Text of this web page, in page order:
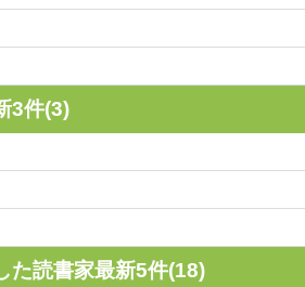
3件(3)
た読書家最新5件(18)